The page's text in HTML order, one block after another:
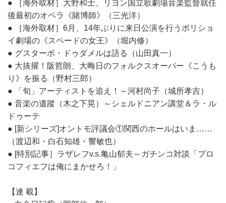
● ［海外取材］大野和士、リヨン国立歌劇場音楽監督就任
後最初のオペラ《賭博師》（三光洋）
● ［海外取材］6月、14年ぶりに来日公演を行うボリショ
イ劇場の《スペードの女王》（堀内修）
● グスターボ・ドゥダメルは語る（山田真一）
● 大抜擢！阪哲朗、大晦日のフォルクスオーパー《こうも
り》を振る（野村三郎）
● 「旬」アーティストを追え！～河村尚子（城所孝吉）
● 音楽の遺蹤（木之下晃）～シェルドニアン講堂＆ラ・ル
ドゥーテ
● [新シリーズ]オントモ評議会①関西のホールはいま……
（渡辺和・白石知雄・響敏也）
● [特別記事］ラザレフv.s.亀山郁夫～ガチンコ対談「プロ
コフィエフは俺にまかせろ！」
【連 載】